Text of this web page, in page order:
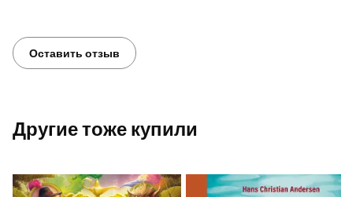
Оставить отзыв
Другие тоже купили
Добавить в список желаемого